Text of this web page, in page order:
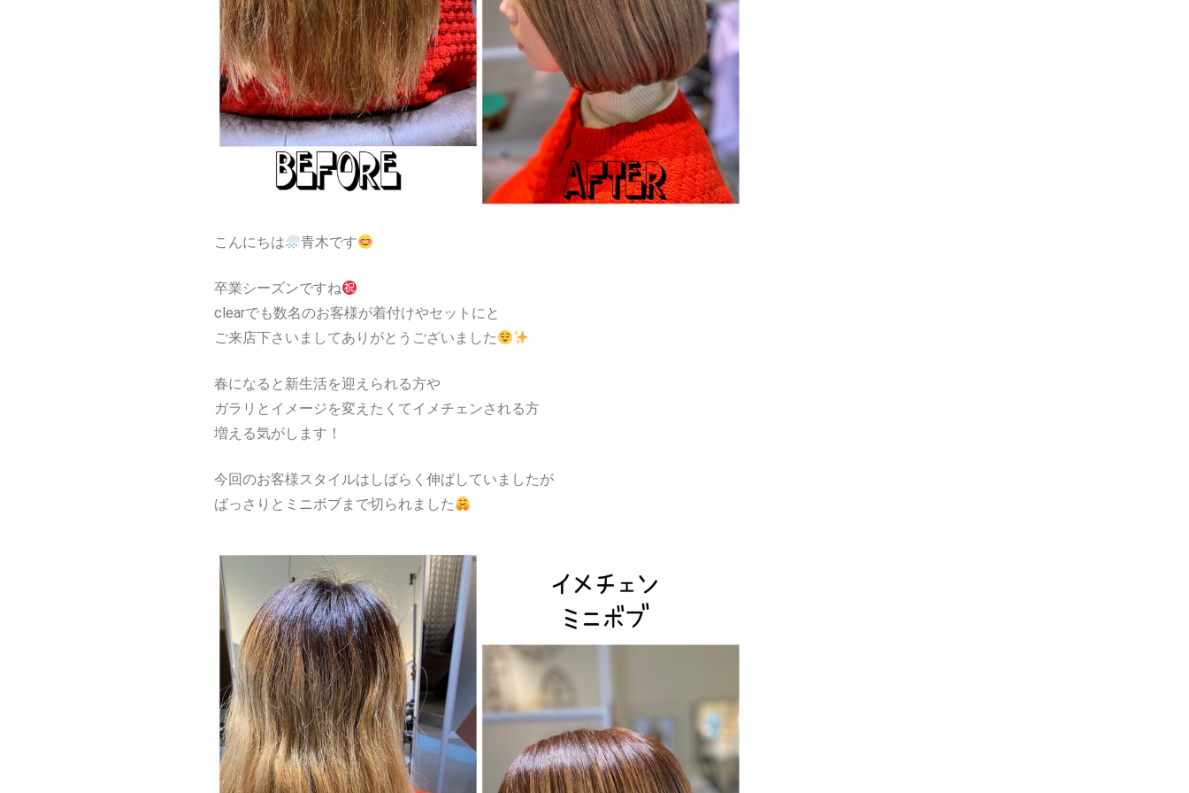
こんにちは 青木です
卒業シーズンですね
clearでも数名のお客様が着付けやセットにと
ご来店下さいましてありがとうございました
春になると新生活を迎えられる方や
ガラリとイメージを変えたくてイメチェンされる方
増える気がします！
今回のお客様スタイルはしばらく伸ばしていましたが
ばっさりとミニボブまで切られました